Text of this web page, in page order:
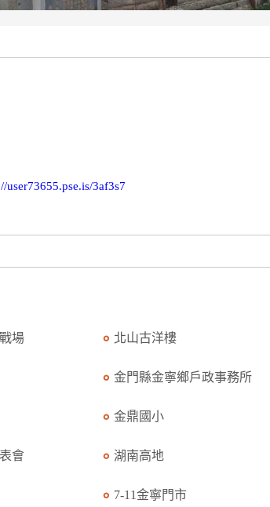
user73655.pse.is/3af3s7
場 北山古洋樓
金門縣金寧鄉戶政事務所
金鼎國小
會 湖南高地
7-11金寧門市